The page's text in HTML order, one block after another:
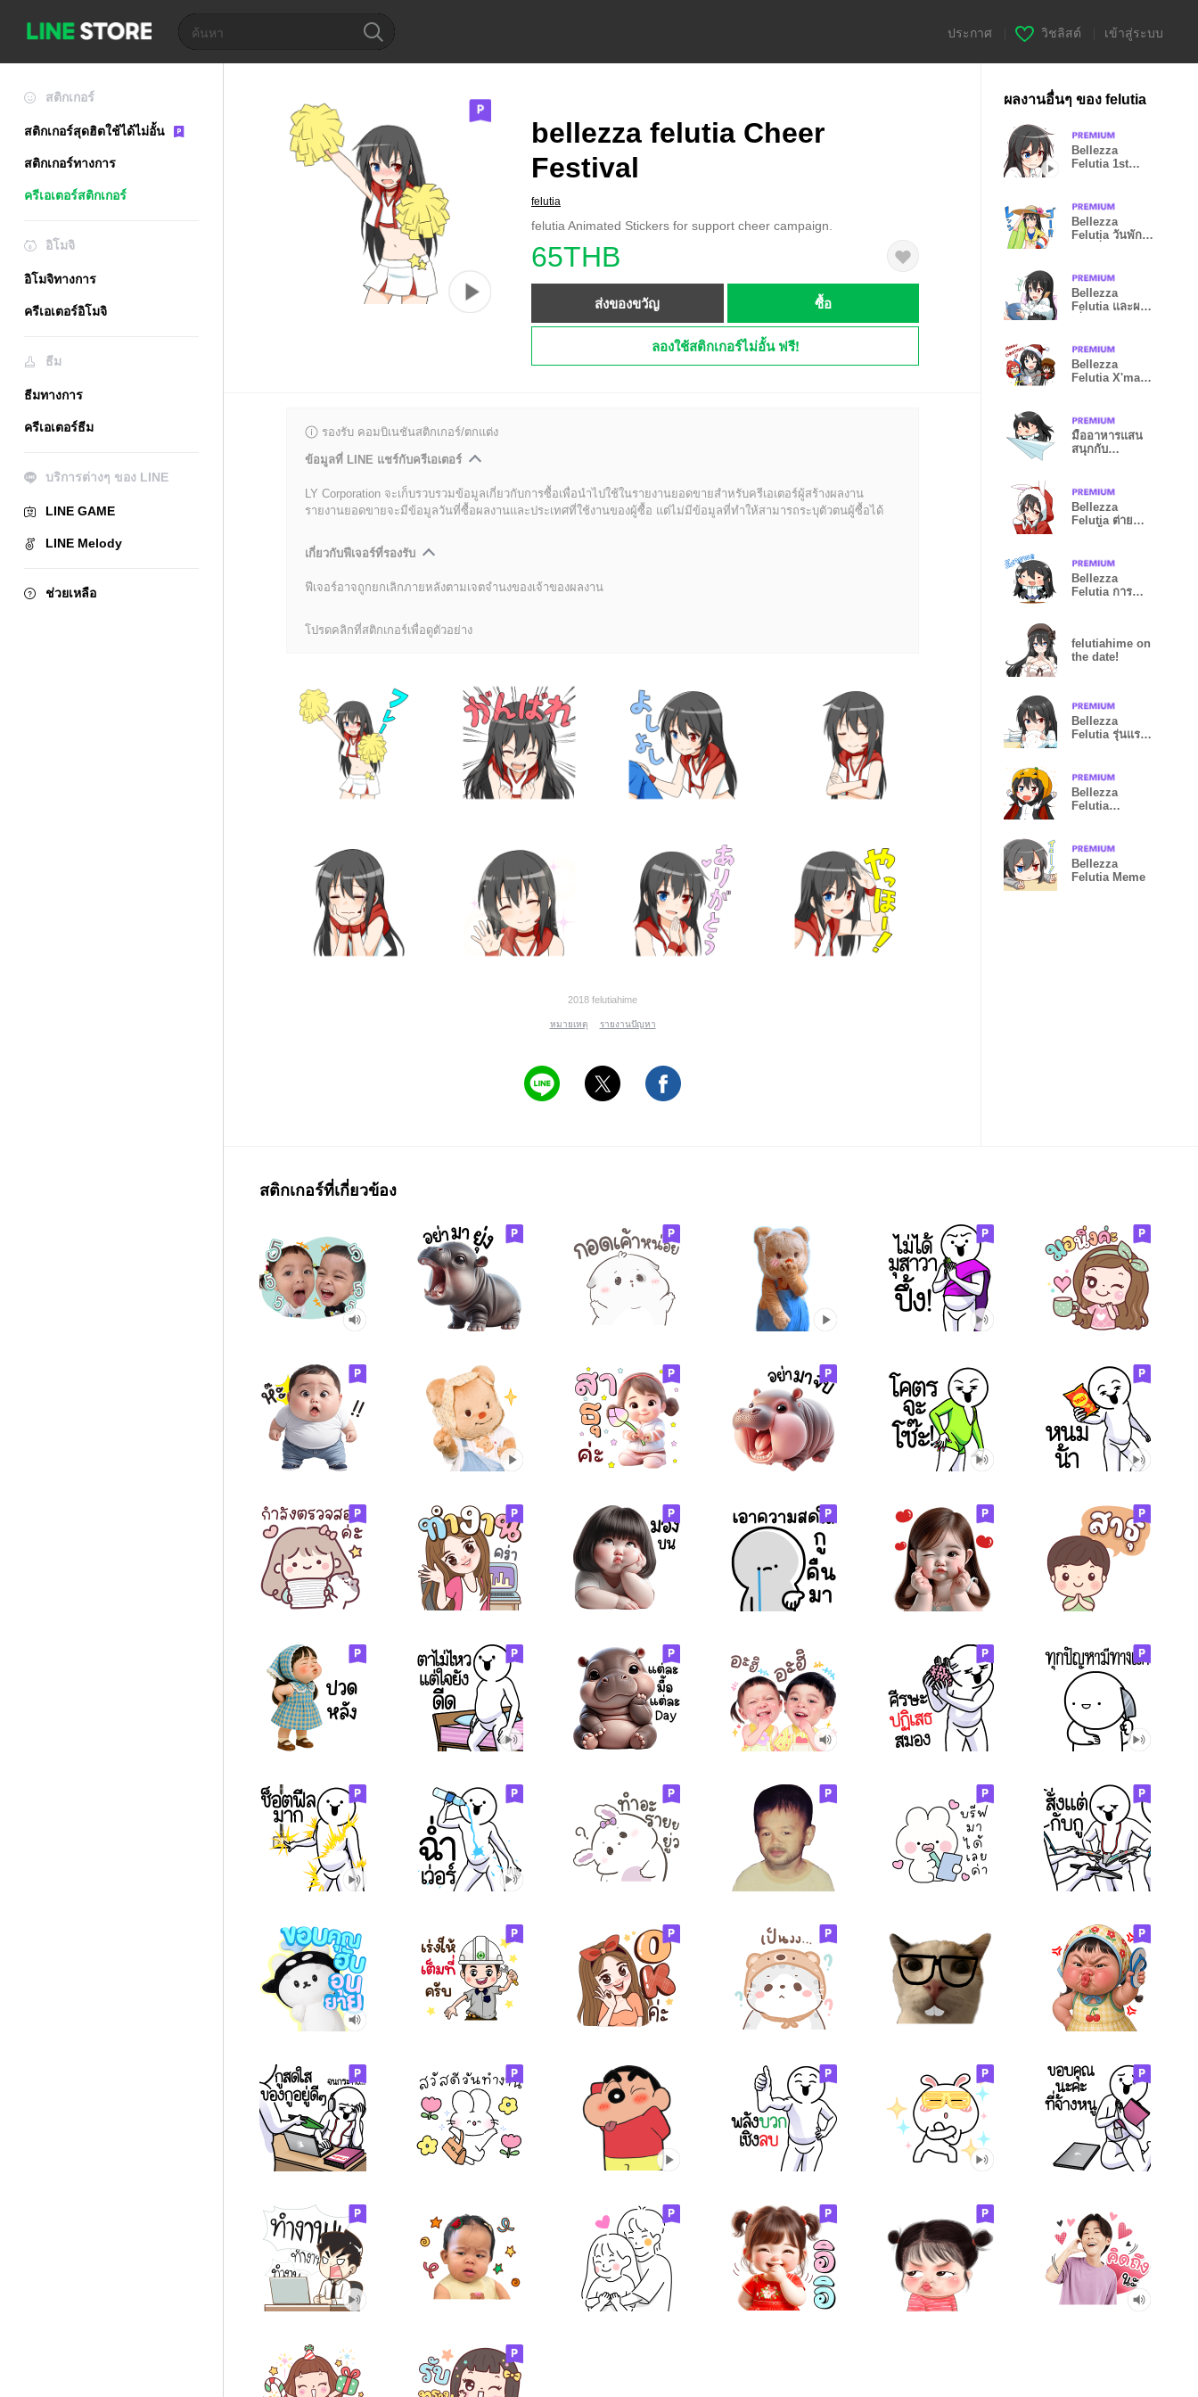
ประกาศ วิชลิสต์ เข้าสู่ระบบ
สติกเกอร์
สติกเกอร์สุดฮิตใช้ได้ไม่อั้น
สติกเกอร์ทางการ
ครีเอเตอร์สติกเกอร์
อิโมจิ
อิโมจิทางการ
ครีเอเตอร์อิโมจิ
ธีม
ธีมทางการ
ครีเอเตอร์ธีม
บริการต่างๆ ของ LINE
LINE GAME
LINE Melody
ช่วยเหลือ
bellezza felutia Cheer
Festival
felutia
felutia Animated Stickers for support cheer campaign.
65THB
ส่งของขวัญ ซื้อ
ลองใช้สติกเกอร์ไม่อั้น ฟรี!
รองรับ คอมบิเนชันสติกเกอร์/ตกแต่ง
ข้อมูลที่ LINE แชร์กับครีเอเตอร์
LY Corporation จะเก็บรวบรวมข้อมูลเกี่ยวกับการซื้อเพื่อนำไปใช้ในรายงานยอดขายสำหรับครีเอเตอร์ผู้สร้างผลงาน
รายงานยอดขายจะมีข้อมูลวันที่ซื้อผลงานและประเทศที่ใช้งานของผู้ซื้อ แต่ไม่มีข้อมูลที่ทำให้สามารถระบุตัวตนผู้ซื้อได้
เกี่ยวกับฟีเจอร์ที่รองรับ
ฟีเจอร์อาจถูกยกเลิกภายหลังตามเจตจำนงของเจ้าของผลงาน
โปรดคลิกที่สติกเกอร์เพื่อดูตัวอย่าง
2018 felutiahime
หมายเหตุ รายงานปัญหา
ผลงานอื่นๆ ของ felutia
Bellezza
Felutia 1st
Bellezza
Felutia วันพัก
Bellezza
Felutia และผอง
Bellezza
Felutia X'mas
มื้ออาหารแสน
สนุกกับ
Bellezza
Felutia ต่าย
Bellezza
Felutia การ
felutiahime on
the date!
Bellezza
Felutia รุ่นแรก
Bellezza
Felutia
2015
Bellezza
Felutia Meme
สติกเกอร์ที่เกี่ยวข้อง